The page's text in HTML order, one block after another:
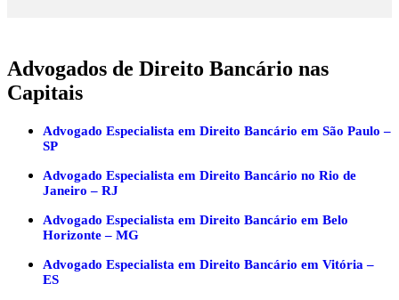
Advogados de Direito Bancário nas
Capitais
Advogado Especialista em Direito Bancário em São Paulo –
SP
Advogado Especialista em Direito Bancário no Rio de
Janeiro – RJ
Advogado Especialista em Direito Bancário em Belo
Horizonte – MG
Advogado Especialista em Direito Bancário em Vitória –
ES